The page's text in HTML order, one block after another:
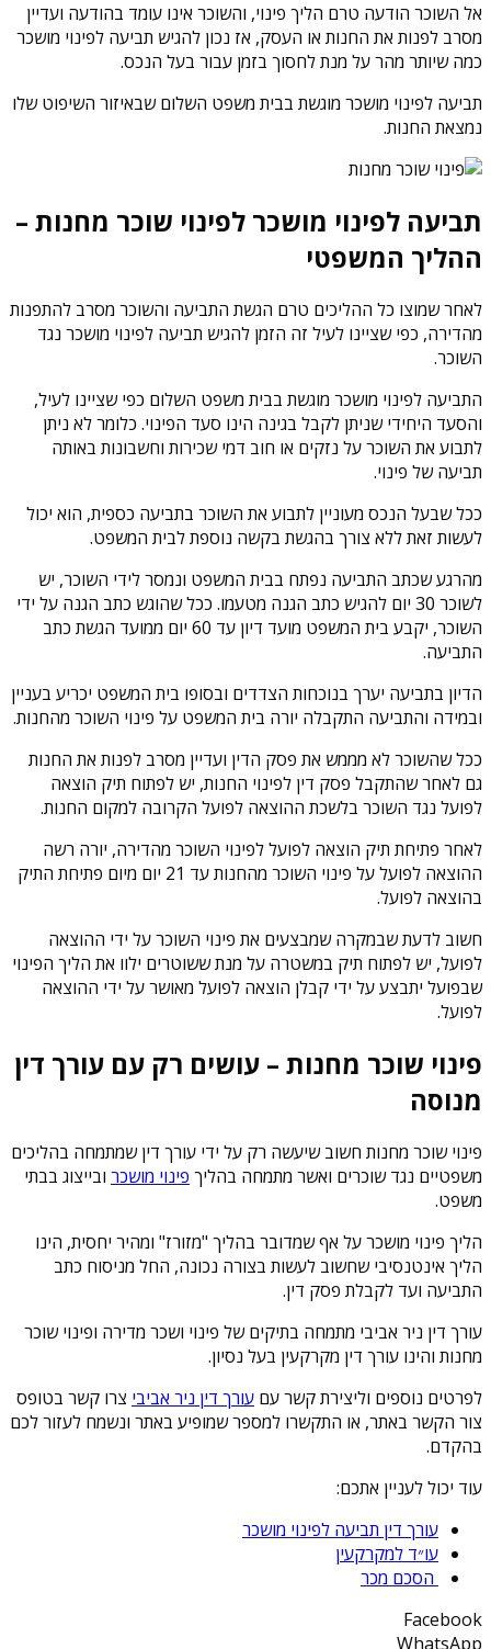
אל השוכר הודעה טרם הליך פינוי, והשוכר אינו עומד בהודעה ועדיין
מסרב לפנות את החנות או העסק, אז נכון להגיש תביעה לפינוי מושכר
כמה שיותר מהר על מנת לחסוך בזמן עבור בעל הנכס.
תביעה לפינוי מושכר מוגשת בבית משפט השלום שבאיזור השיפוט שלו
נמצאת החנות.
תביעה לפינוי מושכר לפינוי שוכר מחנות –
ההליך המשפטי
לאחר שמוצו כל ההליכים טרם הגשת התביעה והשוכר מסרב להתפנות
מהדירה, כפי שציינו לעיל זה הזמן להגיש תביעה לפינוי מושכר נגד
השוכר.
התביעה לפינוי מושכר מוגשת בבית משפט השלום כפי שציינו לעיל,
והסעד היחידי שניתן לקבל בגינה הינו סעד הפינוי. כלומר לא ניתן
לתבוע את השוכר על נזקים או חוב דמי שכירות וחשבונות באותה
תביעה של פינוי.
ככל שבעל הנכס מעוניין לתבוע את השוכר בתביעה כספית, הוא יכול
לעשות זאת ללא צורך בהגשת בקשה נוספת לבית המשפט.
מהרגע שכתב התביעה נפתח בבית המשפט ונמסר לידי השוכר, יש
לשוכר 30 יום להגיש כתב הגנה מטעמו. ככל שהוגש כתב הגנה על ידי
השוכר, יקבע בית המשפט מועד דיון עד 60 יום ממועד הגשת כתב
התביעה.
הדיון בתביעה יערך בנוכחות הצדדים ובסופו בית המשפט יכריע בעניין
ובמידה והתביעה התקבלה יורה בית המשפט על פינוי השוכר מהחנות.
ככל שהשוכר לא מממש את פסק הדין ועדיין מסרב לפנות את החנות
גם לאחר שהתקבל פסק דין לפינוי החנות, יש לפתוח תיק הוצאה
לפועל נגד השוכר בלשכת ההוצאה לפועל הקרובה למקום החנות.
לאחר פתיחת תיק הוצאה לפועל לפינוי השוכר מהדירה, יורה רשה
ההוצאה לפועל על פינוי השוכר מהחנות עד 21 יום מיום פתיחת התיק
בהוצאה לפועל.
חשוב לדעת שבמקרה שמבצעים את פינוי השוכר על ידי ההוצאה
לפועל, יש לפתוח תיק במשטרה על מנת ששוטרים ילוו את הליך הפינוי
שבפועל יתבצע על ידי קבלן הוצאה לפועל מאושר על ידי ההוצאה
לפועל.
פינוי שוכר מחנות – עושים רק עם עורך דין
מנוסה
פינוי שוכר מחנות חשוב שיעשה רק על ידי עורך דין שמתמחה בהליכים
משפטיים נגד שוכרים ואשר מתמחה בהליך פינוי מושכר ובייצוג בבתי
משפט.
הליך פינוי מושכר על אף שמדובר בהליך "מזורז" ומהיר יחסית, הינו
הליך אינטנסיבי שחשוב לעשות בצורה נכונה, החל מניסוח כתב
התביעה ועד לקבלת פסק דין.
עורך דין ניר אביבי מתמחה בתיקים של פינוי ושכר מדירה ופינוי שוכר
מחנות והינו עורך דין מקרקעין בעל נסיון.
לפרטים נוספים וליצירת קשר עם עורך דין ניר אביבי צרו קשר בטופס
צור הקשר באתר, או התקשרו למספר שמופיע באתר ונשמח לעזור לכם
בהקדם.
עוד יכול לעניין אתכם:
עורך דין תביעה לפינוי מושכר
עו״ד למקרקעין
הסכם מכר
Facebook
WhatsApp